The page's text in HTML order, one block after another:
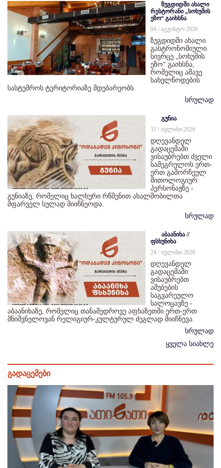
ზუგდიდში ახალი
რესტორანი „სოხუმის
ეზო“ გაიხსნა
04 / აგვისტო 2026
ზუგდიდში ახალი
გასტრონომიული
სივრცე „სოხუმის
ეზო“ გაიხსნა,
რომელიც ამავე
სახელწოდების
სასტუმროს ტერიტორიაზე მდებარეობს.
სრულად
გუნია
31 / ივლისი 2026
დღევანდელ
გადაცემაში
ვისაუბრებთ ძველი
სამეგრელოს ერთ-
ერთ გამორჩეულ
მითოლოგიურ
პერსონაჟზე -
გუნიაზე, რომელიც ხალხური რწმენით ახალშობილთა
მფარველ სულად მიიჩნეოდა.
სრულად
აბაანიხა //
ფსხუნიხა
24 / ივლისი 2026
დღევანდელ
გადაცემაში
ვისაუბრებთ
აშუბების
საგვარეულო
სალოცავზე -
აბაანიხაზე, რომელიც თანამედროვე აფხაზეთში ერთ-ერთ
მნიშვნელოვან რელიგიურ-კულტურულ ძეგლად მიიჩნევა.
სრულად
ყველა სიახლე
გადაცემები